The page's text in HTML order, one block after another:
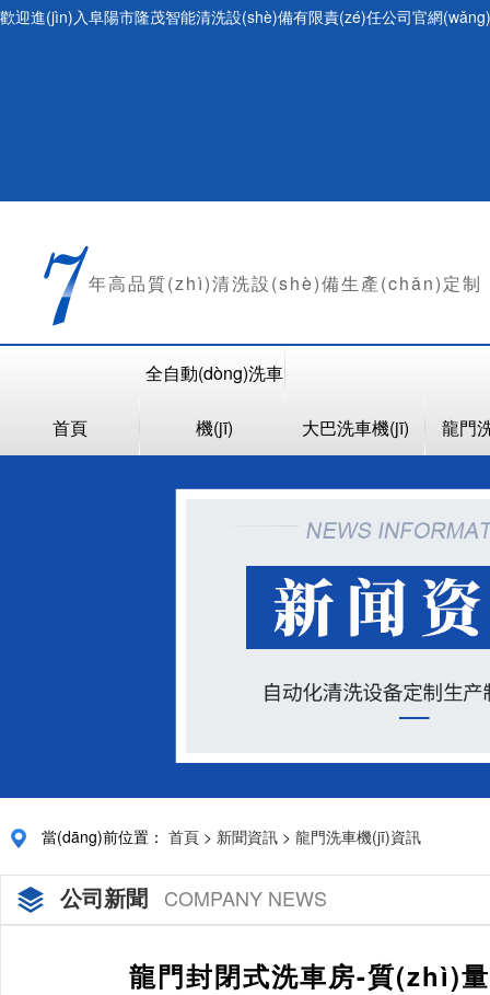
歡迎進(jìn)入阜陽市隆茂智能清洗設(shè)備有限責(zé)任公司官網
年高品質(zhì)清洗設(shè)備生產(chǎn)定制
首頁
全自動(dòng)洗車
機(jī) 大巴洗車機(jī) 龍門
當(dāng)前位置： 首頁 > 新聞資訊 > 龍門洗車機(jī)資訊
公司新聞 COMPANY NEWS
龍門封閉式洗車房-質(zhì)